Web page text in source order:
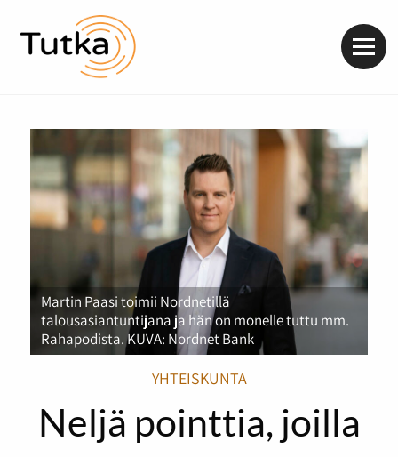
Martin Paasi toimii Nordnetillä
talousasiantuntijana ja hän on monelle tuttu mm.
Rahapodista. KUVA: Nordnet Bank
YHTEISKUNTA
Neljä pointtia, joilla